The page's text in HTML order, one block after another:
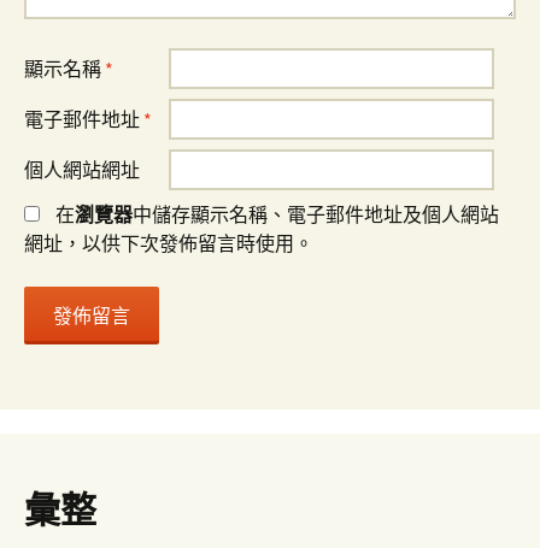
顯示名稱 *
電子郵件地址 *
個人網站網址
在瀏覽器中儲存顯示名稱、電子郵件地址及個人網站
網址，以供下次發佈留言時使用。
彙整